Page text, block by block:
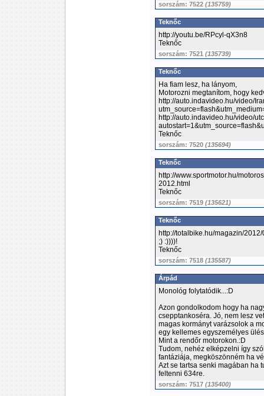
sorszám: 7522 (135759)
Teknőc
http://youtu.be/RPcyl-qX3n8
Teknőc
sorszám: 7521 (135739)
Teknőc
Ha fiam lesz, ha lányom,
Motorozni megtanítom, hogy
http://auto.indavideo.hu/video/
http://auto.indavideo.hu/video/
Teknőc
sorszám: 7520 (135694)
Teknőc
http://www.sportmotor.hu/
2012.html
Teknőc
sorszám: 7519 (135621)
Teknőc
http://totalbike.hu/magazin/
;) :))))!
Teknőc
sorszám: 7518 (135587)
Árpád
Monológ folytatódik...:D
Azon gondolkodom hogy ha
csepptankoséra. Jó, nem lesz
magas kormányt varázsolok a
egy kellemes egyszemélyes
Mint a rendőr motorokon.:D
Tudom, nehéz elképzelni így
fantáziája, megköszönném ha
Azt se tartsa senki magában ha
feltenni 634re.
sorszám: 7517 (135400)